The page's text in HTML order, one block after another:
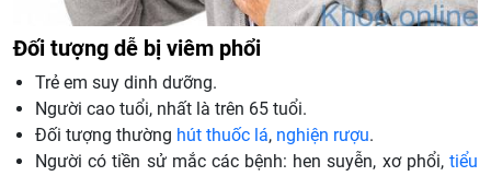
Đối tượng dễ bị viêm phổi
Trẻ em suy dinh dưỡng.
Người cao tuổi, nhất là trên 65 tuổi.
Đối tượng thường hút thuốc lá, nghiện rượu.
Người có tiền sử mắc các bệnh: hen suyễn, xơ phổi, tiểu